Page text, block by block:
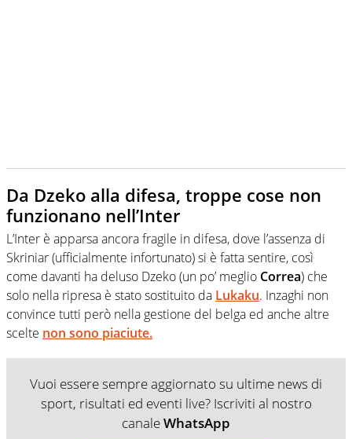
Da Dzeko alla difesa, troppe cose non
funzionano nell’Inter
L’Inter è apparsa ancora fragile in difesa, dove l’assenza di
Skriniar (ufficialmente infortunato) si è fatta sentire, così
come davanti ha deluso Dzeko (un po’ meglio Correa) che
solo nella ripresa è stato sostituito da Lukaku. Inzaghi non
convince tutti però nella gestione del belga ed anche altre
scelte non sono piaciute.
Vuoi essere sempre aggiornato su ultime news di
sport, risultati ed eventi live? Iscriviti al nostro
canaleWhatsApp